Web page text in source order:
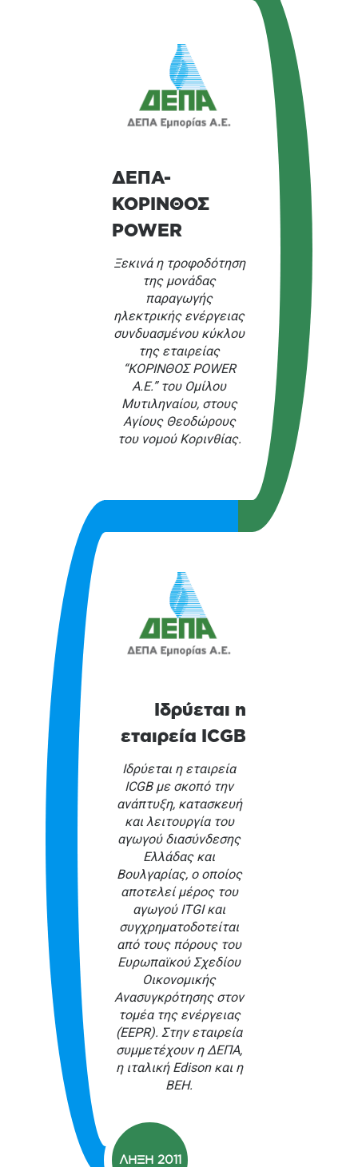
ΔΕΠΑ-
ΚΟΡΙΝΘΟΣ
POWER
Ξεκινά η τροφοδότηση
της μονάδας
παραγωγής
ηλεκτρικής ενέργειας
συνδυασμένου κύκλου
της εταιρείας
“ΚΟΡΙΝΘΟΣ POWER
Α.Ε.” του Ομίλου
Μυτιληναίου, στους
Αγίους Θεοδώρους
του νομού Κορινθίας.
ΛΗΞΗ 2011
Ιδρύεται η
εταιρεία ICGB
Ιδρύεται η εταιρεία
ICGB με σκοπό την
ανάπτυξη, κατασκευή
και λειτουργία του
αγωγού διασύνδεσης
Ελλάδας και
Βουλγαρίας, ο οποίος
αποτελεί μέρος του
αγωγού ITGI και
συγχρηματοδοτείται
από τους πόρους του
Ευρωπαϊκού Σχεδίου
Οικονομικής
Ανασυγκρότησης στον
τομέα της ενέργειας
(EEPR). Στην εταιρεία
συμμετέχουν η ΔΕΠΑ,
η ιταλική Edison και η
BEH.